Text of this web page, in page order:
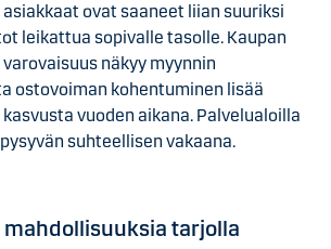
asiakkaat ovat saaneet liian suuriksi
leikattua sopivalle tasolle. Kaupan
näkyy myynnin
ostovoiman kohentuminen lisää
vuoden aikana. Palvelualoilla
suhteellisen vakaana.
mahdollisuuksia tarjolla